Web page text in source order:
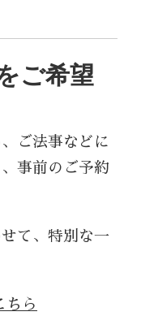
ご希望
ご法事などに
事前のご予約
て、特別な一
ちら